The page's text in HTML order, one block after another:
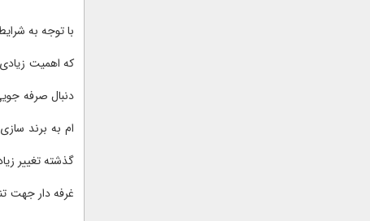
با توجه به
که اهمیت
دنبال صرفه
ام به برند
گذشته تغییر
غرفه دار جهت